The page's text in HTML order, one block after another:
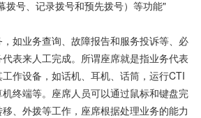
拨号、记录拨号和预先拨号）等功能"
如业务查询、故障报告和服务投诉等、必
表来人工完成。所谓座席就是指业务代表
工作设备，如话机、耳机、话筒，运行CTI
终端等。座席人员可以通过鼠标和键盘完
、外拨等工作，座席根据处理业务的能力